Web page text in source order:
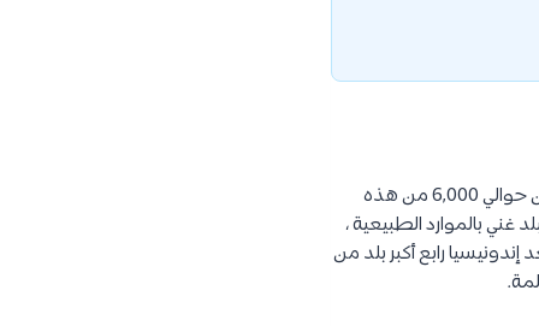
تتكون إندونيسيا من 17,000 جزيرة تقع في جنوب شرق آسيا على امتداد خط الاستواء، ومن المعروف أن حوالي 6,000 من هذه
غني بالموارد الطبيعية ،
إندونيسيا رابع أكبر بلد من